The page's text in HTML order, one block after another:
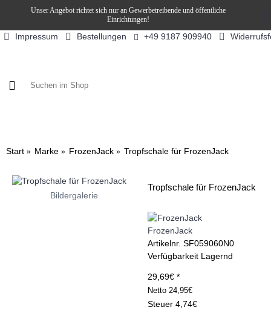
Unser Angebot richtet sich nur an Gewerbetreibende und öffentliche
Einrichtungen!
Impressum Bestellungen +49 9187 909940
Start Marke FrozenJack Tropfschale für FrozenJack
Bildergalerie
Tropfschale für FrozenJack
FrozenJack
Artikelnr. SF059060N0
Verfügbarkeit Lagernd
29,69€ *
Netto 24,95€
Steuer 4,74€